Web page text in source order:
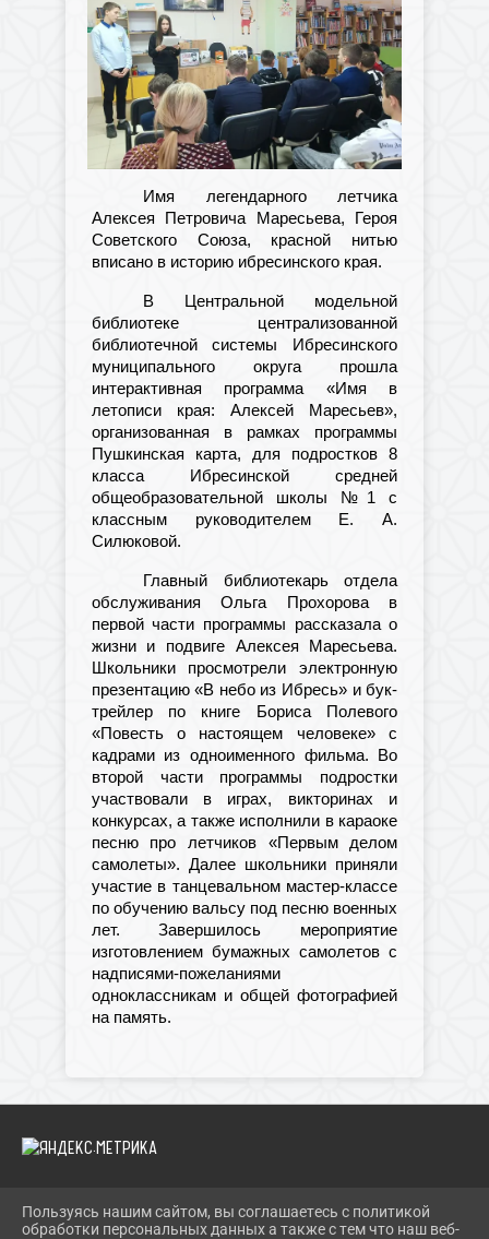
Имя легендарного летчика
Алексея Петровича Маресьева, Героя
Советского Союза, красной нитью
вписано в историю ибресинского края.
В Центральной модельной
библиотеке централизованной
библиотечной системы Ибресинского
муниципального округа прошла
интерактивная программа «Имя в
летописи края: Алексей Маресьев»,
организованная в рамках программы
Пушкинская карта, для подростков 8
класса Ибресинской средней
общеобразовательной школы №1 с
классным руководителем Е. А.
Силюковой.
Главный библиотекарь отдела
обслуживания Ольга Прохорова в
первой части программы рассказала о
жизни и подвиге Алексея Маресьева.
Школьники просмотрели электронную
презентацию «В небо из Ибресь» и бук-
трейлер по книге Бориса Полевого
«Повесть о настоящем человеке» с
кадрами из одноименного фильма. Во
второй части программы подростки
участвовали в играх, викторинах и
конкурсах, а также исполнили в караоке
песню про летчиков «Первым делом
самолеты». Далее школьники приняли
участие в танцевальном мастер-классе
по обучению вальсу под песню военных
лет. Завершилось мероприятие
изготовлением бумажных самолетов с
надписями-пожеланиями
одноклассникам и общей фотографией
на память.
2026 Г. IBRBIB.RU
Пользуясь нашим сайтом, вы соглашаетесь с политикой
обработки персональных данных а также с тем что наш веб-